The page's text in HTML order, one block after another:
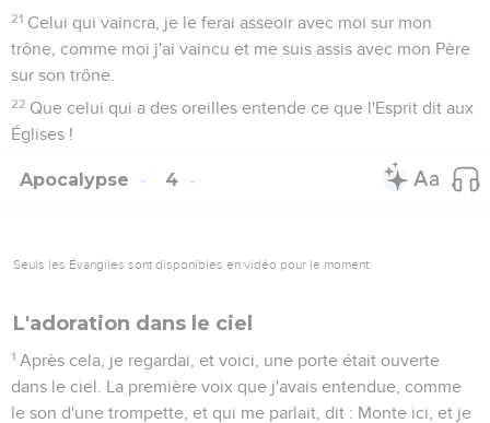
21 Celui qui vaincra, je le ferai asseoir avec moi sur mon
trône, comme moi j'ai vaincu et me suis assis avec mon Père
sur son trône.
22 Que celui qui a des oreilles entende ce que l'Esprit dit aux
Églises !
Apocalypse 4
Seuls les Évangiles sont disponibles en vidéo pour le moment.
L'adoration dans le ciel
1 Après cela, je regardai, et voici, une porte était ouverte
dans le ciel. La première voix que j'avais entendue, comme
le son d'une trompette, et qui me parlait, dit : Monte ici, et je